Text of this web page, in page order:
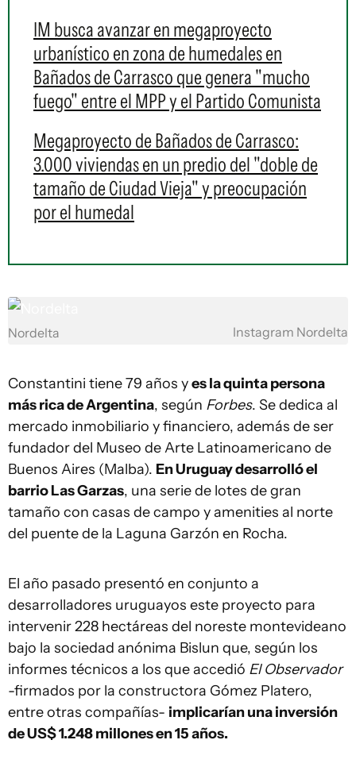
IM busca avanzar en megaproyecto
urbanístico en zona de humedales en
Bañados de Carrasco que genera "mucho
fuego" entre el MPP y el Partido Comunista
Megaproyecto de Bañados de Carrasco:
3.000 viviendas en un predio del "doble de
tamaño de Ciudad Vieja" y preocupación
por el humedal
Nordelta Instagram Nordelta
Constantini tiene 79 años yes la quinta persona
más rica de Argentina, según Forbes. Se dedica al
mercado inmobiliario y financiero, además de ser
fundador del Museo de Arte Latinoamericano de
Buenos Aires (Malba). En Uruguay desarrolló el
barrio Las Garzas, una serie de lotes de gran
tamaño con casas de campo y amenities al norte
del puente de la Laguna Garzón en Rocha.
El año pasado presentó en conjunto a
desarrolladores uruguayos este proyecto para
intervenir 228 hectáreas del noreste montevideano
bajo la sociedad anónima Bislun que, según los
informes técnicos a los que accedió El Observador
-firmados por la constructora Gómez Platero,
entre otras compañías- implicarían una inversión
de US$ 1.248 millones en 15 años.